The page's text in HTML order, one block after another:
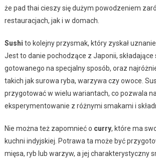
że pad thai cieszy się dużym powodzeniem
restauracjach, jak i w domach.
Sushi to kolejny przysmak, który zyskał uznanie
Jest to danie pochodzące z Japonii, składające
gotowanego na specjalny sposób, oraz
takich jak surowa ryba, warzywa czy owoce.
przygotować w wielu wariantach, co pozwala na
eksperymentowanie z różnymi smakami i
Nie można też zapomnieć o curry, które ma
kuchni indyjskiej. Potrawa ta może być
mięsa, ryb lub warzyw, a jej charakterystyczny